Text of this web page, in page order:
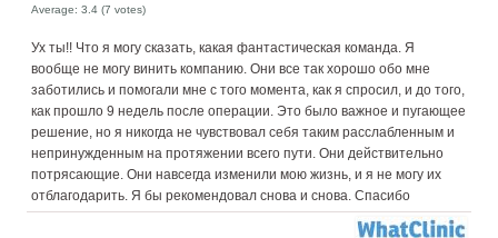
Average:3.4 (7 votes)
Ух ты!! Что я могу сказать, какая фантастическая команда. Я
вообще не могу винить компанию. Они все так хорошо обо мне
заботились и помогали мне с того момента, как я спросил, и до того,
как прошло 9 недель после операции. Это было важное и пугающее
решение, но я никогда не чувствовал себя таким расслабленным и
непринужденным на протяжении всего пути. Они действительно
потрясающие. Они навсегда изменили мою жизнь, и я не могу их
отблагодарить. Я бы рекомендовал снова и снова. Спасибо